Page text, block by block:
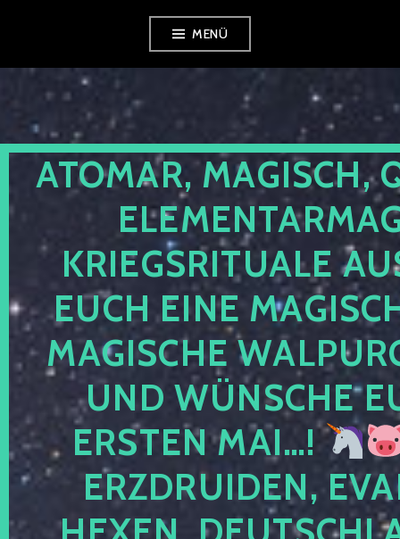
springen
MENÜ
ATOMAR, MAGISCH,
KRIEGSRITUALE
EUCH EINE
MAGISCHE
UND WÜNSCHE
ERSTEN MAI…!
ERZDRUIDEN,